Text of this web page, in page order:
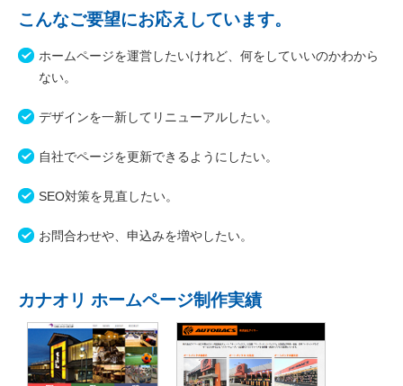
こんなご要望にお応えしています。
ホームページを運営したいけれど、何をしていいのかわから
ない。
デザインを一新してリニューアルしたい。
自社でページを更新できるようにしたい。
SEO対策を見直したい。
お問合わせや、申込みを増やしたい。
カナオリ ホームページ制作実績